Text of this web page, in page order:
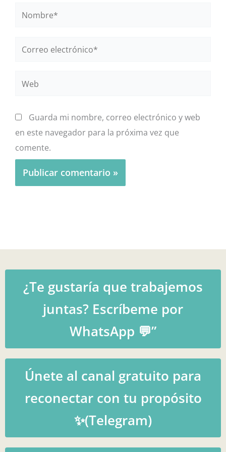
Nombre*
Correo
Guarda mi nombre, correo electrónico y web
en este navegador para la próxima vez que
comente.
¿Te gustaría que trabajemos
juntas? Escríbeme por
WhatsApp 💬”
Únete al canal gratuito para
reconectar con tu propósito
✨(Telegram)